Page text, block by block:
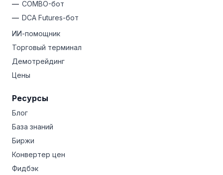
COMBO-бот
DCA Futures-бот
ИИ-помощник
Торговый терминал
Демотрейдинг
Цены
Ресурсы
Блог
База знаний
Биржи
Конвертер цен
Фидбэк